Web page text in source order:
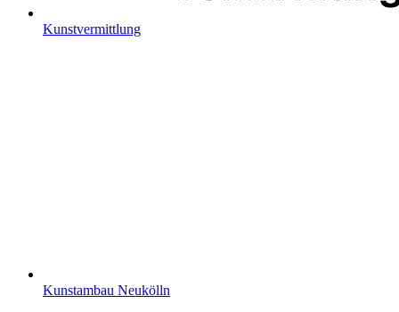
Kunstvermittlung
Kunstambau Neukölln